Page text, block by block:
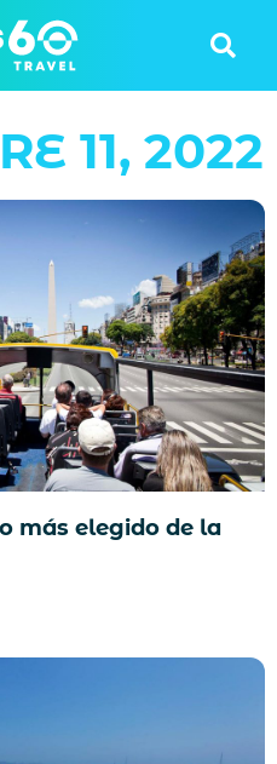
11, 2022
más elegido de la